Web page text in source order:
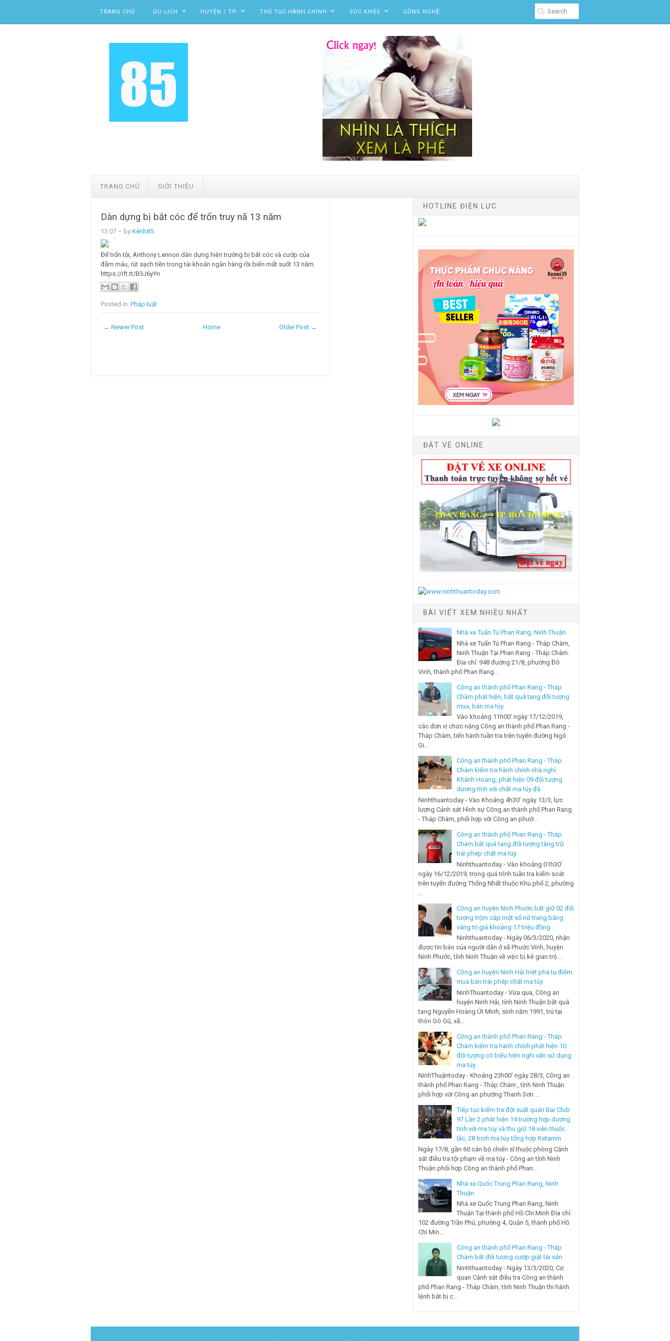
TRANG CHỦ DU LỊCH HUYỆN / TP THỦ TỤC HÀNH CHÍNH SỨC KHỎE CÔNG NGHỆ
TRANG CHỦ GIỚI THIỆU
Dàn dựng bị bắt cóc để trốn truy nã 13 năm
13:07 – by Kênh85
Để trốn tội, Anthony Lennon dàn dựng hiện trường bị bắt cóc và cướp của
đẫm máu, rút sạch tiền trong tài khoản ngân hàng rồi biến mất suốt 13 năm.
https://ift.tt/B3J6yYn
Posted in: Pháp luật
← Newer Post Older Post →
Home
HOTLINE ĐIỆN LỰC
ĐẶT VÉ ONLINE
BÀI VIẾT XEM NHIỀU NHẤT
Nhà xe Tuấn Tú Phan Rang, Ninh Thuận
Nhà xe Tuấn Tú Phan Rang - Tháp Chàm,
Ninh Thuận Tại Phan Rang - Tháp Chàm:
Địa chỉ: 948 đường 21/8, phường Đô
Vinh, thành phố Phan Rang...
Công an thành phố Phan Rang - Tháp
Chàm phát hiện, bắt quả tang đối tượng
mua, bán ma túy.
Vào khoảng 11h00’ ngày 17/12/2019,
các đơn vị chức năng Công an thành phố Phan Rang -
Tháp Chàm, tiến hành tuần tra trên tuyến đường Ngô
Gi...
Công an thành phố Phan Rang - Tháp
Chàm kiểm tra hành chính nhà nghỉ
Khánh Hoàng, phát hiện 09 đối tượng
dương tính với chất ma túy đá
Ninhthuantoday - Vào Khoảng 4h30’ ngày 13/3, lực
lượng Cảnh sát Hình sự Công an thành phố Phan Rang
- Tháp Chàm, phối hợp với Công an phườ...
Công an thành phố Phan Rang - Tháp
Chàm bắt quả tang đối tượng tàng trữ
trái phép chất ma túy
Ninhthuantoday - Vào khoảng 01h30’
ngày 16/12/2019, trong quá trình tuần tra kiểm soát
trên tuyến đường Thống Nhất thuộc Khu phố 2, phường
Công an huyện Ninh Phước bắt giữ 02 đối
tượng trộm cắp một số nữ trang bằng
vàng trị giá khoảng 17 triệu đồng
Ninhthuantoday - Ngày 06/3/2020, nhận
được tin báo của người dân ở xã Phước Vinh, huyện
Ninh Phước, tỉnh Ninh Thuận về việc bị kẻ gian trộ...
Công an huyện Ninh Hải triệt phá tụ điểm
mua bán trái phép chất ma túy
NinhThuantoday - Vừa qua, Công an
huyện Ninh Hải, tỉnh Ninh Thuận bắt quả
tang Nguyễn Hoàng Út Minh, sinh năm 1991, trú tại
thôn Gò Gũ, xã...
Công an thành phố Phan Rang - Tháp
Chàm kiểm tra hành chính phát hiện 10
đối tượng có biểu hiện nghi vấn sử dụng
ma túy
NinhThuậntoday - Khoảng 23h00’ ngày 28/3, Công an
thành phố Phan Rang - Tháp Chàm , tỉnh Ninh Thuận
phối hợp với Công an phường Thanh Sơn ...
Tiếp tục kiểm tra đột xuất quán Bar Club
97 Lần 2 phát hiện 14 trường hợp dương
tính với ma túy và thu giữ 18 viên thuốc
lắc, 28 bịch ma túy tổng hợp Ketamin
Ngày 17/8, gần 60 cán bộ chiến sĩ thuộc phòng Cảnh
sát điều tra tội phạm về ma túy - Công an tỉnh Ninh
Thuận phối hợp Công an thành phố Phan...
Nhà xe Quốc Trung Phan Rang, Ninh
Thuận
Nhà xe Quốc Trung Phan Rang, Ninh
Thuận Tại thành phố Hồ Chí Minh Địa chỉ:
102 đường Trần Phú, phường 4, Quận 5, thành phố Hồ
Chí Min...
Công an thành phố Phan Rang - Tháp
Chàm bắt đối tượng cướp giật tài sản
Ninhthuantoday - Ngày 13/3/2020, Cơ
quan Cảnh sát điều tra Công an thành
phố Phan Rang - Tháp Chàm, tỉnh Ninh Thuận thi hành
lệnh bắt bị c...